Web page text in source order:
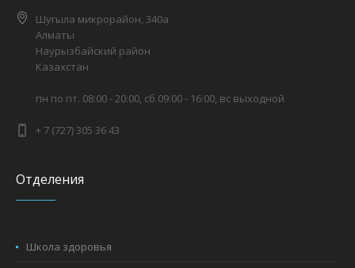
Шугыла микрорайон, 340а
Алматы
Наурызбайский район
Казахстан
пн по пт. 08:00 - 20:00, сб 09:00 - 16:00, вс выходной
+ 7 (727) 305 36 43
Отделения
Школа здоровья